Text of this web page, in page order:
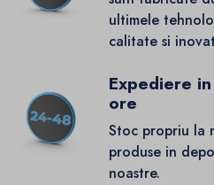
ultimele
calitate si
Expediere
ore
Stoc propriu la
produse in
noastre.